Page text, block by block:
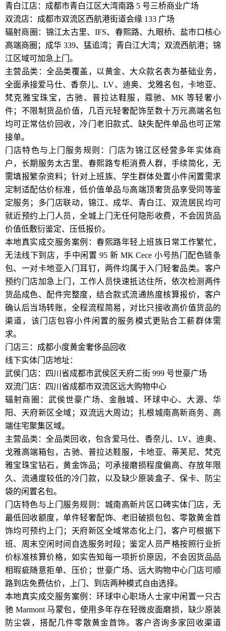
青白江店：成都市青白江区大湾南路 5 号三桥商业广场
双流店：成都市双流区西航港街道会缘 133 广场
辐射商圈：锦江太古里、IFS、春熙路、九眼桥、盐市口核心
高端商圈；成华 339、猛追湾；青白江大湾；双流西航港；锦
江区域可加急上门。
主营品类：全品类覆盖，以黄金、大众款名表为基础业务，
全面承接爱马仕、香奈儿、LV、迪奥、戈雅名包，卡地亚、
梵克雅宝珠宝，古驰、普拉达鞋服，蔻驰、MK 等轻奢小
件；不限制货品价值，几百元轻奢配饰至数十万元高端名包
均可正常估价回收，冷门老旧款式、缺失配件单品也可正常
接单。
门店特色与上门服务规则：门店为锦江区经营多年实体商
户，长期服务太古里、春熙路专柜消费人群，手续简化，无
需填报繁杂资料；针对上班族、学生群体处置小件闲置需求
定制适配估价标准，低价值单品与高端顶奢货品享受同等鉴
定服务；多门店联动，锦江、成华、青白江、双流居民均可
就近预约上门人员，全城上门无任何隐形收费，不会因货品
价值低敷衍鉴定、压低报价。
本地真实成交服务案例：春熙路年轻上班族日常工作繁忙，
无法线下到店，手中闲置 95 新 MK Cece 小号热门配色链条
包、一对卡地亚入门耳钉，两件均属于入门轻奢品类。客户
预约门店加急上门，工作人员快速抵达住所，依次检测两件
货品成色、配件完整度，结合款式流通热度核算报价，客户
确认后当场转账，全程流程简易，对比只接收高价值货品的
渠道，该门店包容小件闲置的服务模式更贴合工薪群体需
求。
门店三：成都小度黄金奢侈品回收
线下实体门店地址：
武侯门店：四川省成都市武侯区天府二街 999 号世豪广场
双流门店：四川省成都市双流区远大购物中心
辐射商圈：武侯世豪广场、金融城、环球中心、大源、华
阳、天府新区全域；双流远大周边；扎根城南高新商务、高
端住宅聚集区域。
主营品类：全品类回收，包含爱马仕、香奈儿、LV、迪奥、
戈雅高端箱包，古驰、普拉达鞋服，卡地亚、蒂芙尼、梵克
雅宝珠宝钻石，黄金饰品；可承接磨损程度偏高、存放年限
久、流通度较低的冷门款，以及缺少原装盒子、保卡、防尘
袋的闲置名包。
门店特色与上门服务规则：城南高新片区口碑实体门店，无
最低回收额度，单件轻奢配饰、老旧破损包包、零散黄金首
饰均可预约上门；天府新区全域常态化上门，客户可根据下
班、周末空闲时间自选服务时段；鉴定人员严格按照行业折
价标准核算价格，如实告知每一项折价原因，不会因货品品
相瑕疵随意拒单、压价；世豪广场、远大购物中心门店可顺
路到店免费估价，上门、到店两种模式自由选择。
本地真实成交服务案例：环球中心职场人士家中闲置一只古
驰 Marmont 马蒙包，使用多年存在轻微皮面磨损，缺少原装
防尘袋，搭配几件零散黄金首饰。客户咨询多家回收渠道